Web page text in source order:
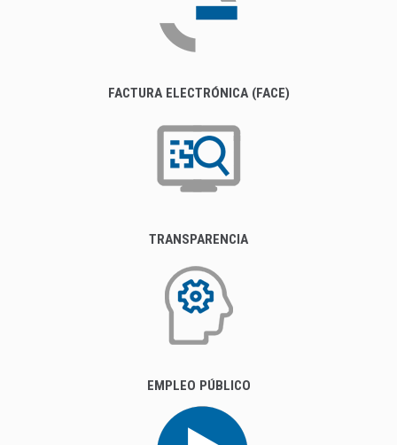
FACTURA ELECTRÓNICA (FACE)
TRANSPARENCIA
EMPLEO PÚBLICO